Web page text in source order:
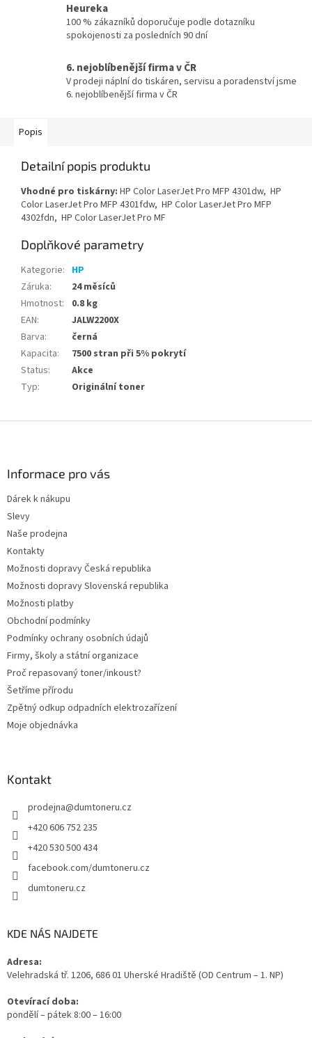
Heureka
100 % zákazníků doporučuje podle dotazníku
spokojenosti za posledních 90 dní
6. nejoblíbenější firma v ČR
V prodeji náplní do tiskáren, servisu a poradenství jsme
6. nejoblíbenější firma v ČR
Popis
Detailní popis produktu
Vhodné pro tiskárny: HP Color LaserJet Pro MFP 4301dw, HP
Color LaserJet Pro MFP 4301fdw, HP Color LaserJet Pro MFP
4302fdn, HP Color LaserJet Pro MF
Doplňkové parametry
Kategorie: HP
Záruka:
24 měsíců
Hmotnost:
0.8 kg
EAN:
JALW2200X
Barva:
černá
Kapacita:
7500 stran při 5% pokrytí
Status:
Akce
Typ: Originální toner
Informace pro vás
Dárek k nákupu
Slevy
Naše prodejna
Kontakty
Možnosti dopravy Česká republika
Možnosti dopravy Slovenská republika
Možnosti platby
Obchodní podmínky
Podmínky ochrany osobních údajů
Firmy, školy a státní organizace
Proč repasovaný toner/inkoust?
Šetříme přírodu
Zpětný odkup odpadních elektrozařízení
Moje objednávka
Kontakt
prodejna@dumtoneru.cz
+420 606 752 235
+420 530 500 434
facebook.com/dumtoneru.cz
dumtoneru.cz
KDE NÁS NAJDETE
Adresa:
Velehradská tř. 1206, 686 01 Uherské Hradiště (OD Centrum – 1. NP)
Otevírací doba:
pondělí – pátek 8:00 – 16:00